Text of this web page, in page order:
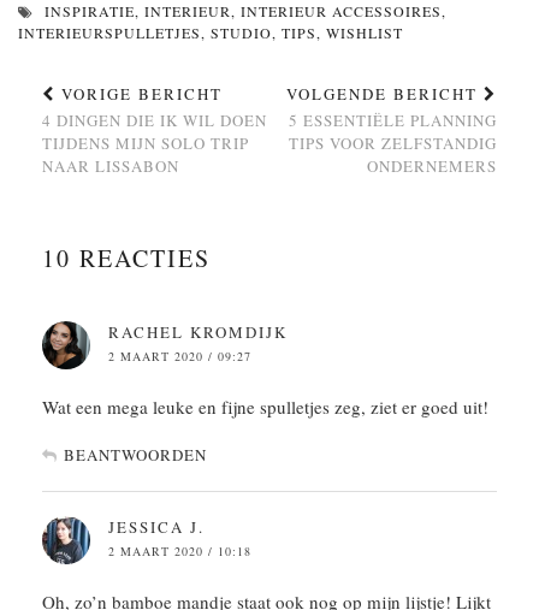
INSPIRATIE, INTERIEUR, INTERIEUR ACCESSOIRES,
INTERIEURSPULLETJES, STUDIO, TIPS, WISHLIST
VORIGE BERICHT
4 DINGEN DIE IK WIL DOEN
TIJDENS MIJN SOLO TRIP
NAAR LISSABON
VOLGENDE BERICHT
5 ESSENTIËLE PLANNING
TIPS VOOR ZELFSTANDIG
ONDERNEMERS
10 REACTIES
RACHEL KROMDIJK
2 MAART 2020 / 09:27
Wat een mega leuke en fijne spulletjes zeg, ziet er goed uit!
BEANTWOORDEN
JESSICA J.
2 MAART 2020 / 10:18
Oh, zo’n bamboe mandje staat ook nog op mijn lijstje! Lijkt